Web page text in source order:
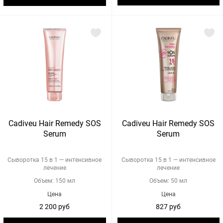
Cadiveu Hair Remedy SOS
Serum
Сыворотка 15 в 1 — интенсивное
лечение
Объем: 150 мл
Цена
2 200 руб
Cadiveu Hair Remedy SOS
Serum
Сыворотка 15 в 1 — интенсивное
лечение
Объем: 50 мл
Цена
827 руб